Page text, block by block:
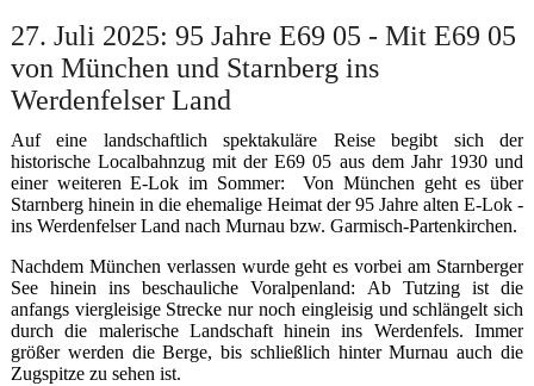
27. Juli 2025: 95 Jahre E69 05 - Mit E69 05
von München und Starnberg ins
Werdenfelser Land
Auf eine landschaftlich spektakuläre Reise begibt sich der
historische Localbahnzug mit der E69 05 aus dem Jahr 1930 und
einer weiteren E-Lok im Sommer: Von München geht es über
Starnberg hinein in die ehemalige Heimat der 95 Jahre alten E-Lok -
ins Werdenfelser Land nach Murnau bzw. Garmisch-Partenkirchen.
Nachdem München verlassen wurde geht es vorbei am Starnberger
See hinein ins beschauliche Voralpenland: Ab Tutzing ist die
anfangs viergleisige Strecke nur noch eingleisig und schlängelt sich
durch die malerische Landschaft hinein ins Werdenfels. Immer
größer werden die Berge, bis schließlich hinter Murnau auch die
Zugspitze zu sehen ist.